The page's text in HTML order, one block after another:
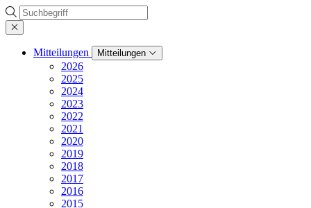
Suche
Mitteilungen Mitteilungen
2026
2025
2024
2023
2022
2021
2020
2019
2018
2017
2016
2015